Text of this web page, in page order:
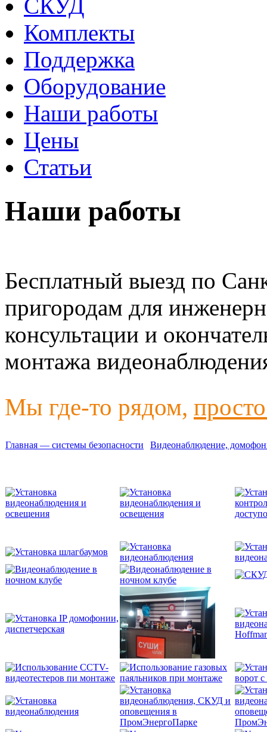
СКУД
Комплекты
Поддержка
Оборудование
Наши работы
Цены
Статьи
Наши работы
Бесплатный выезд по
пригородам для
консультации и
монтажа
Мы где-то рядом,
Главная — системы безопасности Видеонаблюдение,